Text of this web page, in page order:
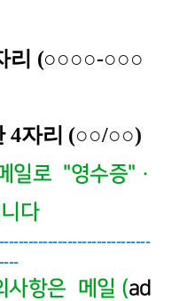
리 (○○○○-○○○
4자리 (○○/○○)
일로 "영수증" ·
다
항은 메일 (ad